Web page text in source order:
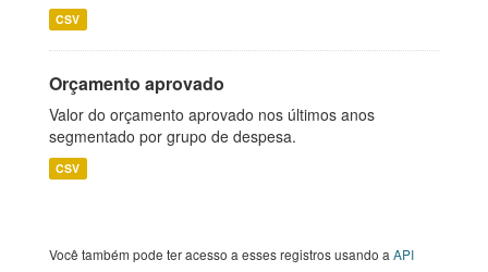
CSV
Orçamento aprovado
Valor do orçamento aprovado nos últimos anos
segmentado por grupo de despesa.
CSV
Você também pode ter acesso a esses registros usando a API